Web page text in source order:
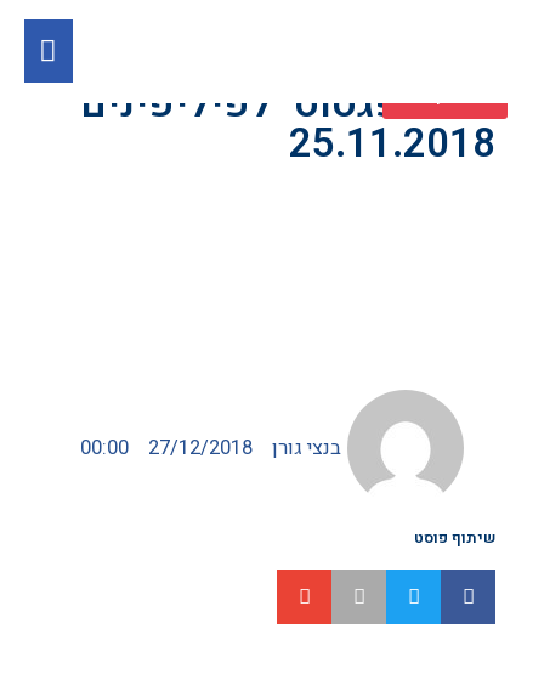
טיול "פגסוס" לפיליפינים
25.11.2018
בנצי גורן 27/12/2018
00:00
שיתוף פוסט